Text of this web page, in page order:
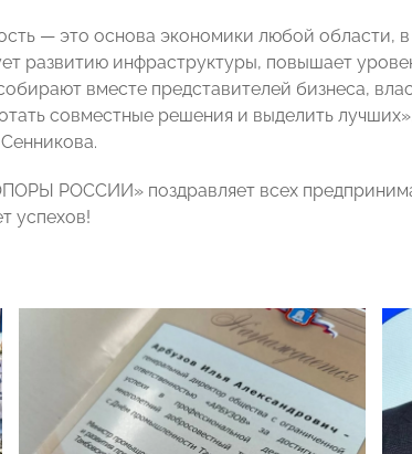
— это основа экономики любой области,
развитию инфраструктуры, повышает
вместе представителей бизнеса,
совместные решения и выделить
РОССИИ» поздравляет всех
успехов!